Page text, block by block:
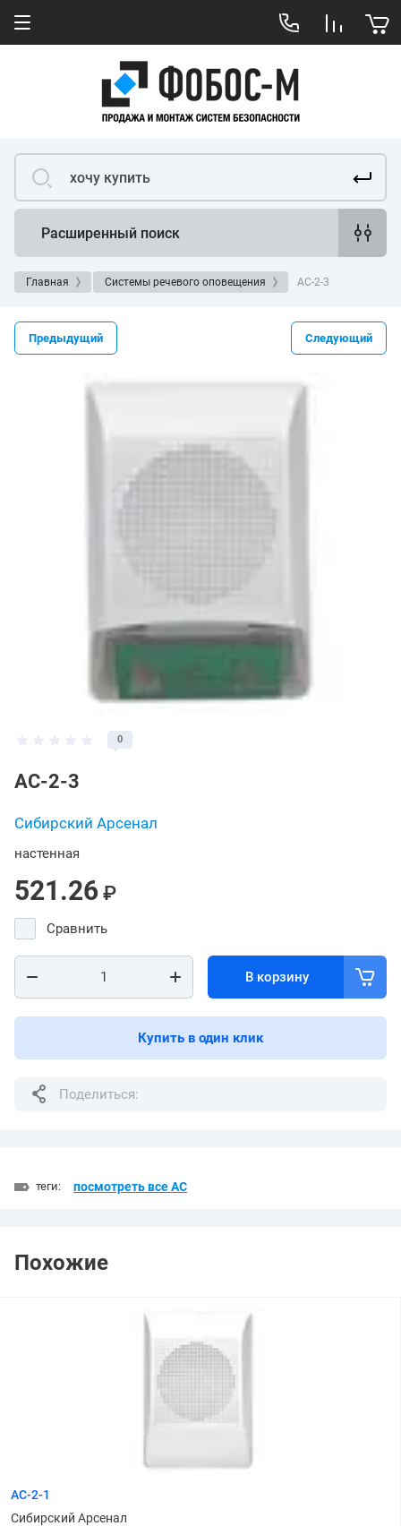
Расширенный поиск
Главная Системы речевого оповещения АС-2-3
Предыдущий Следующий
0
АС-2-3
Сибирский Арсенал
настенная
521.26 ₽
Сравнить
В корзину
Купить в один клик
Поделиться:
теги: посмотреть все АС
Похожие
АС-2-1
Сибирский Арсенал